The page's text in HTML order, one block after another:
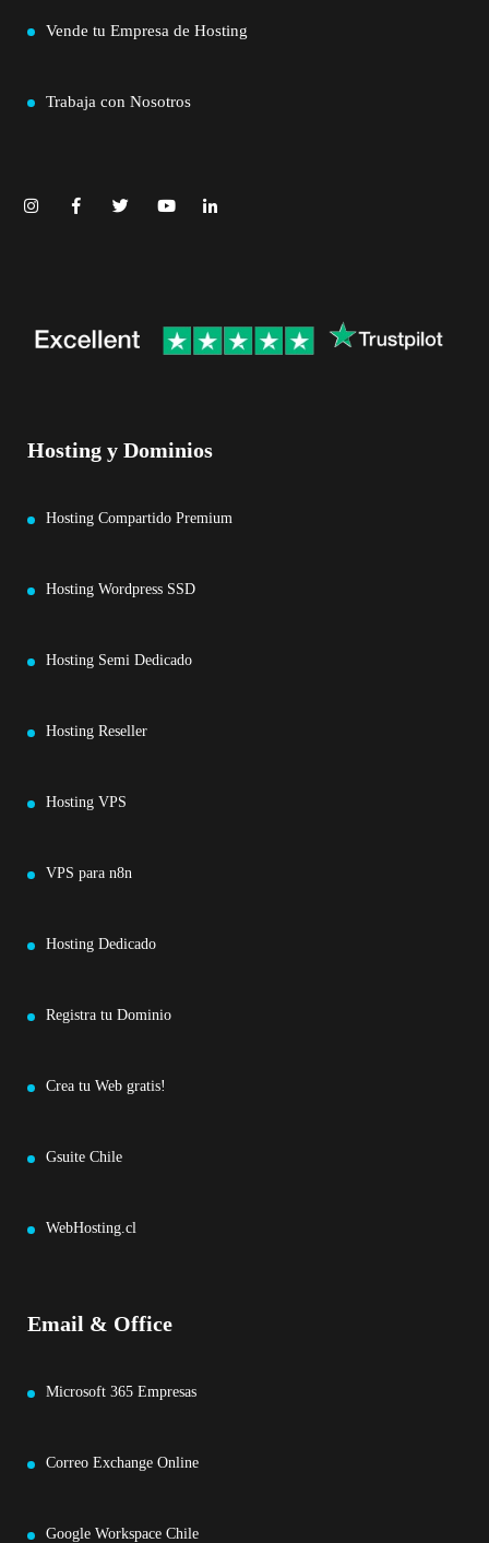
Vende tu Empresa de Hosting
Trabaja con Nosotros
Hosting y Dominios
Hosting Compartido Premium
Hosting Wordpress SSD
Hosting Semi Dedicado
Hosting Reseller
Hosting VPS
VPS para n8n
Hosting Dedicado
Registra tu Dominio
Crea tu Web gratis!
Gsuite Chile
WebHosting.cl
Email & Office
Microsoft 365 Empresas
Correo Exchange Online
Google Workspace Chile